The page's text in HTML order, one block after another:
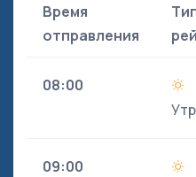
Время
отправления
08:00
09:00